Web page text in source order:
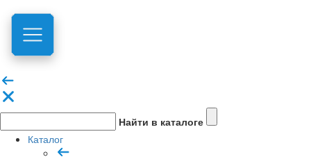
Найти в каталоге
Каталог